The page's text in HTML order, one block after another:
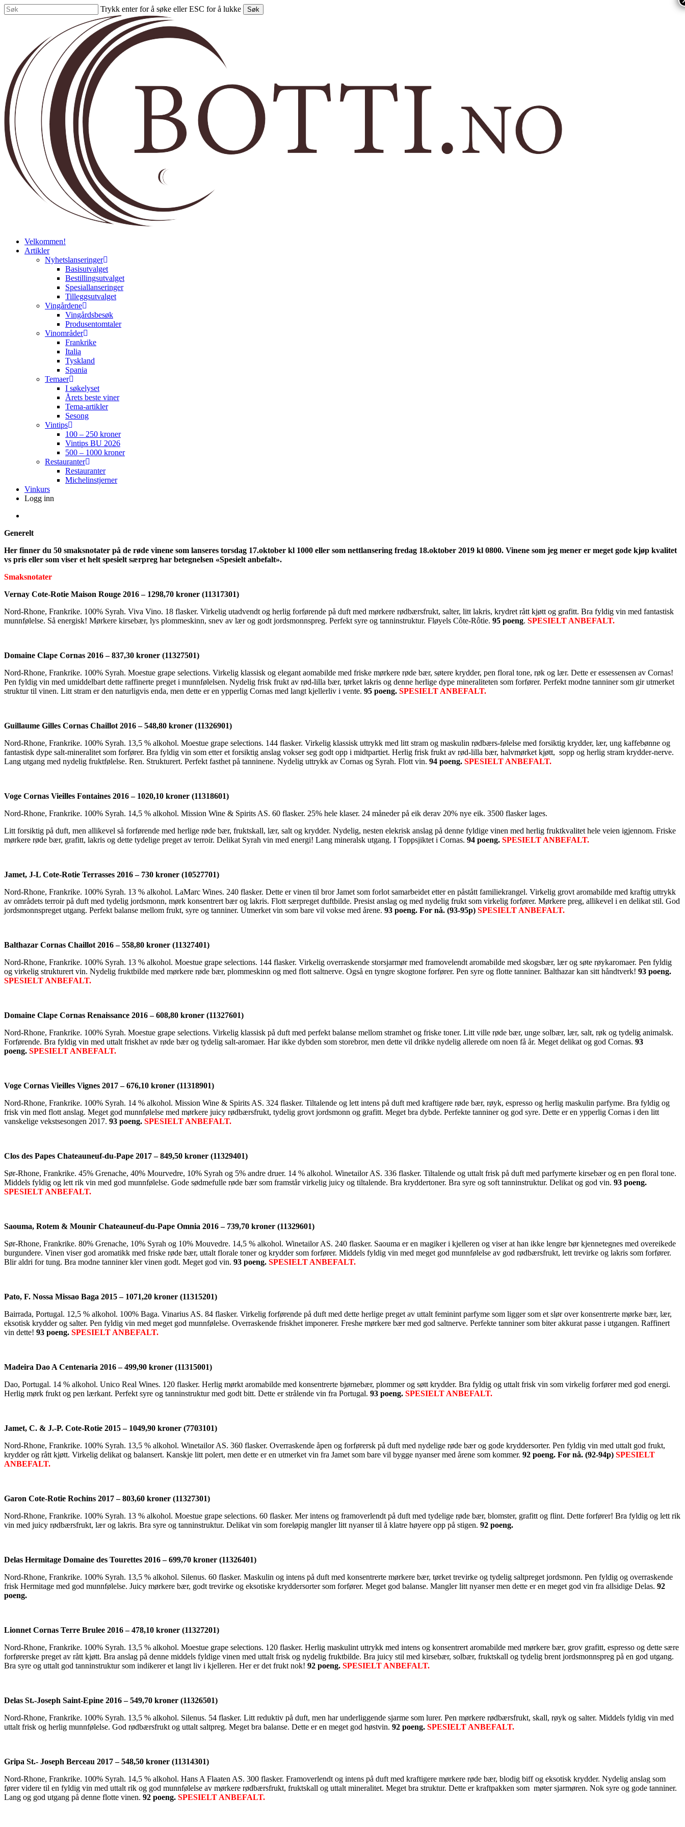
Skip
to
Trykk enter for å søke eller ESC for å lukke Søk
search
Menu
Velkommen!
Artikler
Nyhetslanseringer
Basisutvalget
Bestillingsutvalget
Spesiallanseringer
Tilleggsutvalget
Vingårdene
Vingårdsbesøk
Produsentomtaler
Vinområder
Frankrike
Italia
Tyskland
Spania
Temaer
I søkelyset
Årets beste viner
Tema-artikler
Sesong
Vintips
100 – 250 kroner
Vintips BU 2026
500 – 1000 kroner
Restauranter
Restauranter
Michelinstjerner
Vinkurs
Logg inn
Generelt
Her finner du 50 smaksnotater på de røde vinene som lanseres torsdag 17.oktober kl 1000 eller som nettlansering fredag 18.oktober 2019 kl 0800. Vinene som jeg mener er meget gode kjøp kvalitet
vs pris eller som viser et helt spesielt særpreg har betegnelsen «Spesielt anbefalt».
Smaksnotater
Vernay Cote-Rotie Maison Rouge 2016 – 1298,70 kroner (11317301)
Nord-Rhone, Frankrike. 100% Syrah. Viva Vino. 18 flasker. Virkelig utadvendt og herlig forførende på duft med mørkere rødbærsfrukt, salter, litt lakris, krydret rått kjøtt og grafitt. Bra fyldig vin med fantastisk
munnfølelse. Så energisk! Mørkere kirsebær, lys plommeskinn, snev av lær og godt jordsmonnspreg. Perfekt syre og tanninstruktur. Fløyels Côte-Rôtie. 95 poeng. SPESIELT ANBEFALT.
Domaine Clape Cornas 2016 – 837,30 kroner (11327501)
Nord-Rhone, Frankrike. 100% Syrah. Moestue grape selections. Virkelig klassisk og elegant aomabilde med friske mørkere røde bær, søtere krydder, pen floral tone, røk og lær. Dette er essessensen av Cornas!
Pen fyldig vin med umiddelbart dette raffinerte preget i munnfølelsen. Nydelig frisk frukt av rød-lilla bær, tørket lakris og denne herlige dype mineraliteten som forfører. Perfekt modne tanniner som gir utmerket
struktur til vinen. Litt stram er den naturligvis enda, men dette er en ypperlig Cornas med langt kjellerliv i vente. 95 poeng. SPESIELT ANBEFALT.
Guillaume Gilles Cornas Chaillot 2016 – 548,80 kroner (11326901)
Nord-Rhone, Frankrike. 100% Syrah. 13,5 % alkohol. Moestue grape selections. 144 flasker. Virkelig klassisk uttrykk med litt stram og maskulin rødbærs-følelse med forsiktig krydder, lær, ung kaffebønne og
fantastisk dype salt-mineralitet som forfører. Bra fyldig vin som etter et forsiktig anslag vokser seg godt opp i midtpartiet. Herlig frisk frukt av rød-lilla bær, halvmørket kjøtt, sopp og herlig stram krydder-nerve.
Lang utgang med nydelig fruktfølelse. Ren. Strukturert. Perfekt fasthet på tanninene. Nydelig uttrykk av Cornas og Syrah. Flott vin. 94 poeng. SPESIELT ANBEFALT.
Voge Cornas Vieilles Fontaines 2016 – 1020,10 kroner (11318601)
Nord-Rhone, Frankrike. 100% Syrah. 14,5 % alkohol. Mission Wine & Spirits AS. 60 flasker. 25% hele klaser. 24 måneder på eik derav 20% nye eik. 3500 flasker lages.
Litt forsiktig på duft, men allikevel så forførende med herlige røde bær, fruktskall, lær, salt og krydder. Nydelig, nesten elekrisk anslag på denne fyldige vinen med herlig fruktkvalitet hele veien igjennom. Friske
mørkere røde bær, grafitt, lakris og dette tydelige preget av terroir. Delikat Syrah vin med energi! Lang mineralsk utgang. I Toppsjiktet i Cornas. 94 poeng. SPESIELT ANBEFALT.
Jamet, J-L Cote-Rotie Terrasses 2016 – 730 kroner (10527701)
Nord-Rhone, Frankrike. 100% Syrah. 13 % alkohol. LaMarc Wines. 240 flasker. Dette er vinen til bror Jamet som forlot samarbeidet etter en påstått familiekrangel. Virkelig grovt aromabilde med kraftig uttrykk
av områdets terroir på duft med tydelig jordsmonn, mørk konsentrert bær og lakris. Flott særpreget duftbilde. Presist anslag og med nydelig frukt som virkelig forfører. Mørkere preg, allikevel i en delikat stil. God
jordsmonnspreget utgang. Perfekt balanse mellom frukt, syre og tanniner. Utmerket vin som bare vil vokse med årene. 93 poeng. For nå. (93-95p) SPESIELT ANBEFALT.
Balthazar Cornas Chaillot 2016 – 558,80 kroner (11327401)
Nord-Rhone, Frankrike. 100% Syrah. 13 % alkohol. Moestue grape selections. 144 flasker. Virkelig overraskende storsjarmør med framovelendt aromabilde med skogsbær, lær og søte røykaromaer. Pen fyldig
og virkelig strukturert vin. Nydelig fruktbilde med mørkere røde bær, plommeskinn og med flott saltnerve. Også en tyngre skogtone forfører. Pen syre og flotte tanniner. Balthazar kan sitt håndtverk! 93 poeng.
SPESIELT ANBEFALT.
Domaine Clape Cornas Renaissance 2016 – 608,80 kroner (11327601)
Nord-Rhone, Frankrike. 100% Syrah. Moestue grape selections. Virkelig klassisk på duft med perfekt balanse mellom stramhet og friske toner. Litt ville røde bær, unge solbær, lær, salt, røk og tydelig animalsk.
Forførende. Bra fyldig vin med uttalt friskhet av røde bær og tydelig salt-aromaer. Har ikke dybden som storebror, men dette vil drikke nydelig allerede om noen få år. Meget delikat og god Cornas. 93
poeng. SPESIELT ANBEFALT.
Voge Cornas Vieilles Vignes 2017 – 676,10 kroner (11318901)
Nord-Rhone, Frankrike. 100% Syrah. 14 % alkohol. Mission Wine & Spirits AS. 324 flasker. Tiltalende og lett intens på duft med kraftigere røde bær, røyk, espresso og herlig maskulin parfyme. Bra fyldig og
frisk vin med flott anslag. Meget god munnfølelse med mørkere juicy rødbærsfrukt, tydelig grovt jordsmonn og grafitt. Meget bra dybde. Perfekte tanniner og god syre. Dette er en ypperlig Cornas i den litt
vanskelige vekstsesongen 2017. 93 poeng. SPESIELT ANBEFALT.
Clos des Papes Chateauneuf-du-Pape 2017 – 849,50 kroner (11329401)
Sør-Rhone, Frankrike. 45% Grenache, 40% Mourvedre, 10% Syrah og 5% andre druer. 14 % alkohol. Winetailor AS. 336 flasker. Tiltalende og uttalt frisk på duft med parfymerte kirsebær og en pen floral tone.
Middels fyldig og lett rik vin med god munnfølelse. Gode sødmefulle røde bær som framstår virkelig juicy og tiltalende. Bra kryddertoner. Bra syre og soft tanninstruktur. Delikat og god vin. 93 poeng.
SPESIELT ANBEFALT.
Saouma, Rotem & Mounir Chateauneuf-du-Pape Omnia 2016 – 739,70 kroner (11329601)
Sør-Rhone, Frankrike. 80% Grenache, 10% Syrah og 10% Mouvedre. 14,5 % alkohol. Winetailor AS. 240 flasker. Saouma er en magiker i kjelleren og viser at han ikke lengre bør kjennetegnes med overeikede
burgundere. Vinen viser god aromatikk med friske røde bær, uttalt florale toner og krydder som forfører. Middels fyldig vin med meget god munnfølelse av god rødbærsfrukt, lett trevirke og lakris som forfører.
Blir aldri for tung. Bra modne tanniner kler vinen godt. Meget god vin. 93 poeng. SPESIELT ANBEFALT.
Pato, F. Nossa Missao Baga 2015 – 1071,20 kroner (11315201)
Bairrada, Portugal. 12,5 % alkohol. 100% Baga. Vinarius AS. 84 flasker. Virkelig forførende på duft med dette herlige preget av uttalt feminint parfyme som ligger som et slør over konsentrerte mørke bær, lær,
eksotisk krydder og salter. Pen fyldig vin med meget god munnfølelse. Overraskende friskhet imponerer. Freshe mørkere bær med god saltnerve. Perfekte tanniner som biter akkurat passe i utgangen. Raffinert
vin dette! 93 poeng. SPESIELT ANBEFALT.
Madeira Dao A Centenaria 2016 – 499,90 kroner (11315001)
Dao, Portugal. 14 % alkohol. Unico Real Wines. 120 flasker. Herlig mørkt aromabilde med konsentrerte bjørnebær, plommer og søtt krydder. Bra fyldig og uttalt frisk vin som virkelig forfører med god energi.
Herlig mørk frukt og pen lærkant. Perfekt syre og tanninstruktur med godt bitt. Dette er strålende vin fra Portugal. 93 poeng. SPESIELT ANBEFALT.
Jamet, C. & J.-P. Cote-Rotie 2015 – 1049,90 kroner (7703101)
Nord-Rhone, Frankrike. 100% Syrah. 13,5 % alkohol. Winetailor AS. 360 flasker. Overraskende åpen og forførersk på duft med nydelige røde bær og gode kryddersorter. Pen fyldig vin med uttalt god frukt,
krydder og rått kjøtt. Virkelig delikat og balansert. Kanskje litt polert, men dette er en utmerket vin fra Jamet som bare vil bygge nyanser med årene som kommer. 92 poeng. For nå. (92-94p) SPESIELT
ANBEFALT.
Garon Cote-Rotie Rochins 2017 – 803,60 kroner (11327301)
Nord-Rhone, Frankrike. 100% Syrah. 13 % alkohol. Moestue grape selections. 60 flasker. Mer intens og framoverlendt på duft med tydelige røde bær, blomster, grafitt og flint. Dette forfører! Bra fyldig og lett rik
vin med juicy rødbærsfrukt, lær og lakris. Bra syre og tanninstruktur. Delikat vin som foreløpig mangler litt nyanser til å klatre høyere opp på stigen. 92 poeng.
Delas Hermitage Domaine des Tourettes 2016 – 699,70 kroner (11326401)
Nord-Rhone, Frankrike. 100% Syrah. 13,5 % alkohol. Silenus. 60 flasker. Maskulin og intens på duft med konsentrerte mørkere bær, tørket trevirke og tydelig saltpreget jordsmonn. Pen fyldig og overraskende
frisk Hermitage med god munnfølelse. Juicy mørkere bær, godt trevirke og eksotiske kryddersorter som forfører. Meget god balanse. Mangler litt nyanser men dette er en meget god vin fra allsidige Delas. 92
poeng.
Lionnet Cornas Terre Brulee 2016 – 478,10 kroner (11327201)
Nord-Rhone, Frankrike. 100% Syrah. 13,5 % alkohol. Moestue grape selections. 120 flasker. Herlig maskulint uttrykk med intens og konsentrert aromabilde med mørkere bær, grov grafitt, espresso og dette sære
forførerske preget av rått kjøtt. Bra anslag på denne middels fyldige vinen med uttalt frisk og nydelig fruktbilde. Bra juicy stil med kirsebær, solbær, fruktskall og tydelig brent jordsmonnspreg på en god utgang.
Bra syre og uttalt god tanninstruktur som indikerer et langt liv i kjelleren. Her er det frukt nok! 92 poeng. SPESIELT ANBEFALT.
Delas St.-Joseph Saint-Epine 2016 – 549,70 kroner (11326501)
Nord-Rhone, Frankrike. 100% Syrah. 13,5 % alkohol. Silenus. 54 flasker. Litt reduktiv på duft, men har underliggende sjarme som lurer. Pen mørkere rødbærsfrukt, skall, røyk og salter. Middels fyldig vin med
uttalt frisk og herlig munnfølelse. God rødbærsfrukt og uttalt saltpreg. Meget bra balanse. Dette er en meget god høstvin. 92 poeng. SPESIELT ANBEFALT.
Gripa St.- Joseph Berceau 2017 – 548,50 kroner (11314301)
Nord-Rhone, Frankrike. 100% Syrah. 14,5 % alkohol. Hans A Flaaten AS. 300 flasker. Framoverlendt og intens på duft med kraftigere mørkere røde bær, blodig biff og eksotisk krydder. Nydelig anslag som
fører videre til en fyldig vin med uttalt rik og god munnfølelse av mørkere rødbærsfrukt, fruktskall og uttalt mineralitet. Meget bra struktur. Dette er kraftpakken som møter sjarmøren. Nok syre og gode tanniner.
Lang og god utgang på denne flotte vinen. 92 poeng. SPESIELT ANBEFALT.